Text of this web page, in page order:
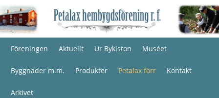
Föreningen Aktuellt Ur Bykiston Muséet
Byggnader m.m. Produkter Petalax förr Kontakt
Arkivet